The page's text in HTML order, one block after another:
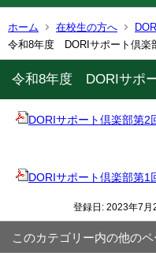
ホーム 在校生の方へ
令和8年度 DORIサポート倶楽
令和8年度 DORIサポ
DORIサポート倶楽部第2
DORIサポート倶楽部第1
登録日: 2023年7月
このカテゴリー内の他のペ